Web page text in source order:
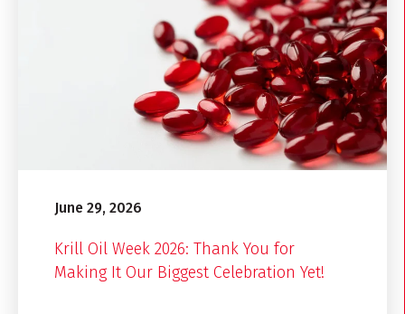
June 29, 2026
Krill Oil Week 2026: Thank You for
Making It Our Biggest Celebration Yet!